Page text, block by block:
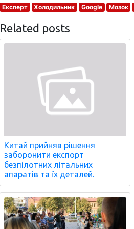
Експерт Холодильник Google Мозок
Related posts
Китай прийняв рішення
заборонити експорт
безпілотних літальних
апаратів та їх деталей.